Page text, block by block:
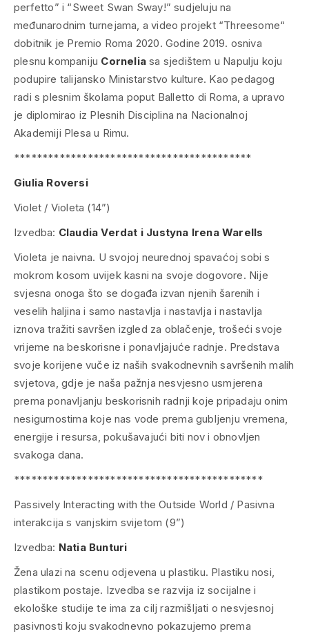
perfetto” i “Sweet Swan Sway!” sudjeluju na
međunarodnim turnejama, a video projekt “Threesome“
dobitnik je Premio Roma 2020. Godine 2019. osniva
plesnu kompaniju Corneliasa sjedištem u Napulju koju
podupire talijansko Ministarstvo kulture. Kao pedagog
radi s plesnim školama poput Balletto di Roma, a upravo
je diplomirao iz Plesnih Disciplina na Nacionalnoj
Akademiji Plesa u Rimu.
******************************************
Giulia Roversi
Violet / Violeta (14”)
Izvedba: Claudia Verdat i Justyna Irena Warells
Violeta je naivna. U svojoj neurednoj spavaćoj sobi s
mokrom kosom uvijek kasni na svoje dogovore. Nije
svjesna onoga što se događa izvan njenih šarenih i
veselih haljina i samo nastavlja i nastavlja i nastavlja
iznova tražiti savršen izgled za oblačenje, trošeći svoje
vrijeme na beskorisne i ponavljajuće radnje. Predstava
svoje korijene vuče iz naših svakodnevnih savršenih malih
svjetova, gdje je naša pažnja nesvjesno usmjerena
prema ponavljanju beskorisnih radnji koje pripadaju onim
nesigurnostima koje nas vode prema gubljenju vremena,
energije i resursa, pokušavajući biti nov i obnovljen
svakoga dana.
********************************************
Passively Interacting with the Outside World / Pasivna
interakcija s vanjskim svijetom (9”)
Izvedba: Natia Bunturi
Žena ulazi na scenu odjevena u plastiku. Plastiku nosi,
plastikom postaje. Izvedba se razvija iz socijalne i
ekološke studije te ima za cilj razmišljati o nesvjesnoj
pasivnosti koju svakodnevno pokazujemo prema